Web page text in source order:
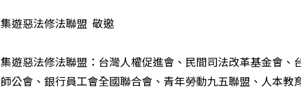
集遊惡法修法聯盟  敬邀
集遊惡法修法聯盟：台灣人權促進會、民間司法改革基金會、
師公會、銀行員工會全國聯合會、青年勞動九五聯盟、人本教